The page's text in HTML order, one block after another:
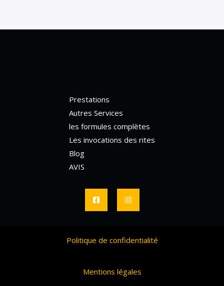
Prestations
Autres Services
les formules complètes
Les invocations des rites
Blog
AVIS
Politique de confidentialité
Mentions légales